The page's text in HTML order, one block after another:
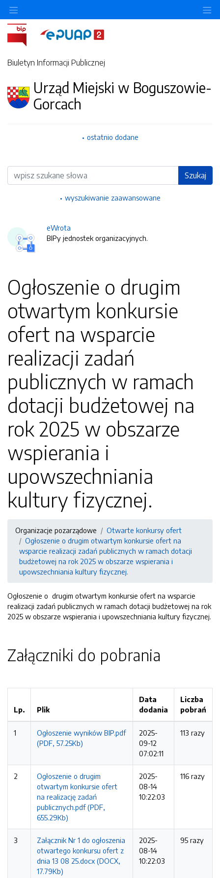
Biuletyn Informacji Publicznej
Urząd Miejski w Boguszowie-
Gorcach
ostatnio dodane
Wyszukiwarka Szukaj
wyszukiwanie zaawansowane
eWrota
BIPy jednostek organizacyjnych.
Ogłoszenie o drugim
otwartym konkursie
ofert na wsparcie
realizacji zadań
publicznych w ramach
dotacji budżetowej na
rok 2025 w obszarze
wspierania i
upowszechniania
kultury fizycznej.
Organizacje pozarządowe
Otwarte konkursy ofert
Ogłoszenie o drugim otwartym konkursie ofert na
wsparcie realizacji zadań publicznych w ramach dotacji
budżetowej na rok 2025 w obszarze wspierania i
upowszechniania kultury fizycznej.
Ogłoszenie o drugim otwartym konkursie ofert na wsparcie
realizacji zadań publicznych w ramach dotacji budżetowej na rok
2025 w obszarze wspierania i upowszechniania kultury fizycznej.
Załączniki do pobrania
Lp. Plik
Data
dodania
Liczba
pobrań
1
Ogłoszenie wyników BIP.pdf
(PDF, 57.25Kb)
2025-
09-12
07:02:11
113 razy
2
Ogłoszenie o drugim
otwartym konkursie ofert
na realizację zadań
publicznych.pdf (PDF,
655.29Kb)
2025-
08-14
10:22:03
116 razy
3
Załącznik Nr 1 do ogłoszenia
otwartego konkursu ofert z
dnia 13 08 25.docx (DOCX,
17.79Kb)
2025-
08-14
10:22:03
95 razy